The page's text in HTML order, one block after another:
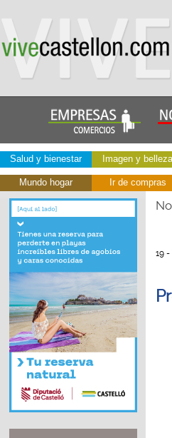
Salud y bienestar Imagen y belleza
Mundo hogar Ir de compras
19 -